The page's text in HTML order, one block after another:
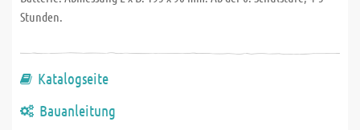
Stunden.
Katalogseite
Bauanleitung